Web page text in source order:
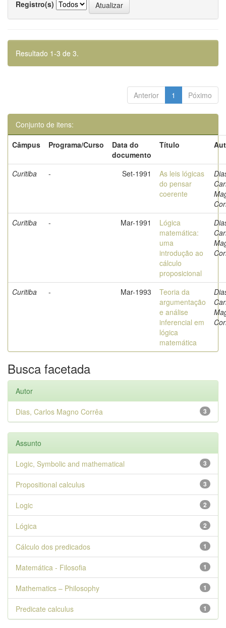
Registro(s)
Resultado 1-3 de 3.
Anterior 1 Póximo
Conjunto de itens:
Câmpus
Programa/Curso
Data do
documento
Título
Curitiba - Set-1991
As leis lógicas
do pensar
coerente
Curitiba
- Mar-1991
Lógica
matemática:
uma
introdução ao
cálculo
proposicional
Curitiba - Mar-1993
Teoria da
argumentação
e análise
inferencial em
lógica
matemática
Busca facetada
Autor
3
Dias, Carlos Magno Corrêa
Assunto
3
Logic, Symbolic and mathematical
3
Propositional calculus
2
Logic
2
Lógica
1
Cálculo dos predicados
1
Matemática - Filosofia
1
Mathematics – Philosophy
1
Predicate calculus